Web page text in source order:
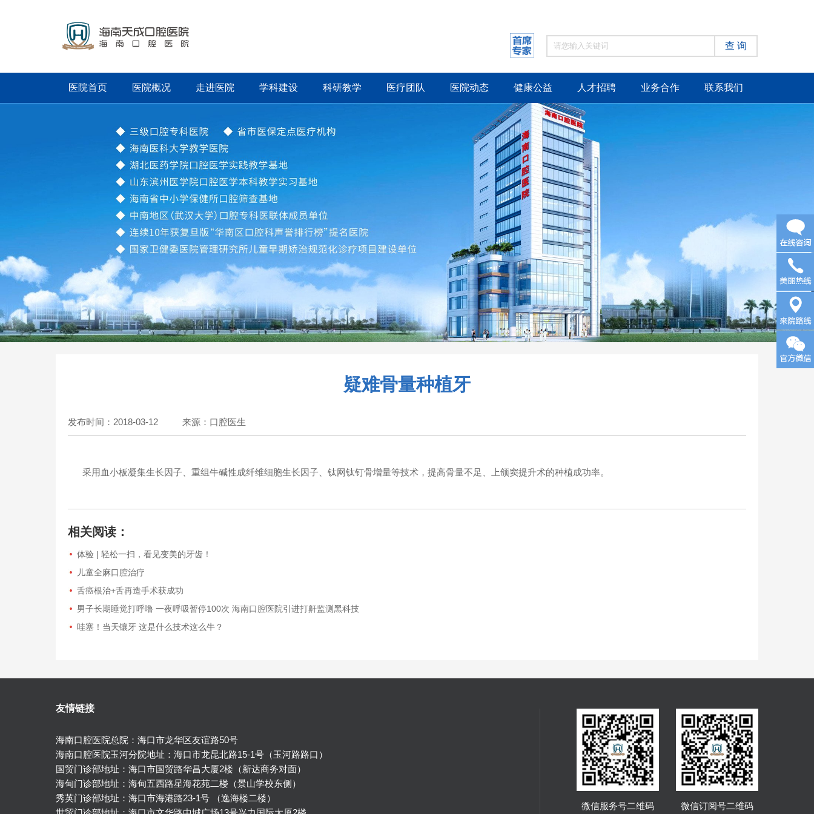
查 询
医院首页 医院概况 走进医院 学科建设 科研教学 医疗团队 医院动态 健康公益 人才招聘 业务合作 联系我们
疑难骨量种植牙
发布时间：2018-03-12 来源：口腔医生
采用血小板凝集生长因子、重组牛碱性成纤维细胞生长因子、钛网钛钉骨增量等技术，提高骨量不足、上颌窦提升术的种植成功率。
相关阅读：
体验 | 轻松一扫，看见变美的牙齿！
儿童全麻口腔治疗
舌癌根治+舌再造手术获成功
男子长期睡觉打呼噜 一夜呼吸暂停100次 海南口腔医院引进打鼾监测黑科技
哇塞！当天镶牙 这是什么技术这么牛？
友情链接
海南口腔医院总院：海口市龙华区友谊路50号
海南口腔医院玉河分院地址：海口市龙昆北路15-1号（玉河路路口）
国贸门诊部地址：海口市国贸路华昌大厦2楼（新达商务对面）
海甸门诊部地址：海甸五西路星海花苑二楼（景山学校东侧）
秀英门诊部地址：海口市海港路23-1号 （逸海楼二楼）
微信服务号二维码 微信订阅号二维码
在线咨
询
来院路